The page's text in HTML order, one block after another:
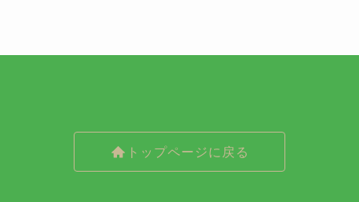
トップページに戻る